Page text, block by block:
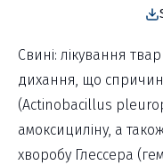
Свині: лікування
дихання, що
(Actinobacillus
амоксициліну, а
хворобу Глессера